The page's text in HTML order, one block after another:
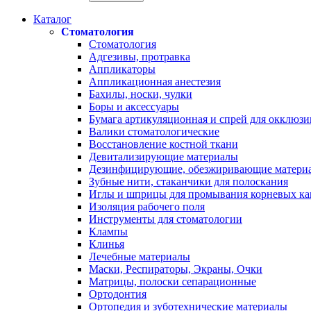
Каталог
Стоматология
Стоматология
Адгезивы, протравка
Аппликаторы
Аппликационная анестезия
Бахилы, носки, чулки
Боры и аксессуары
Бумага артикуляционная и спрей для
Валики стоматологические
Восстановление костной ткани
Девитализирующие материалы
Дезинфицирующие, обезжиривающие
Зубные нити, стаканчики для полоскания
Иглы и шприцы для промывания корневых
Изоляция рабочего поля
Инструменты для стоматологии
Клампы
Клинья
Лечебные материалы
Маски, Респираторы, Экраны, Очки
Матрицы, полоски сепарационные
Ортодонтия
Ортопедия и зуботехнические материалы